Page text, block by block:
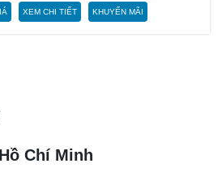
XEM CHI TIẾT KHUYẾN MÃI
Chí Minh